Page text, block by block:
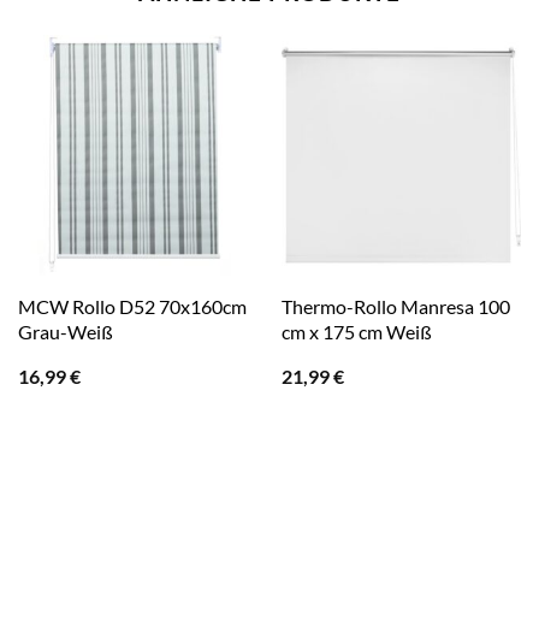
MCW Rollo D52 70x160cm
Grau-Weiß
16,99€
Thermo-Rollo Manresa 100
cm x 175 cm Weiß
21,99€